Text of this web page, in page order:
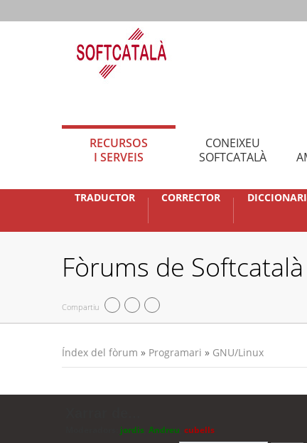
RECURSOS
I SERVEIS
CONEIXEU
SOFTCATALÀ
TRADUCTOR CORRECTOR
Fòrums de Softcatalà
Compartiu
Índex del fòrum » Programari » GNU/Linux
jordis Andreu cubells